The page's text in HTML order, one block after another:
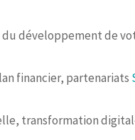
développement de
financier, partenariats
transformation